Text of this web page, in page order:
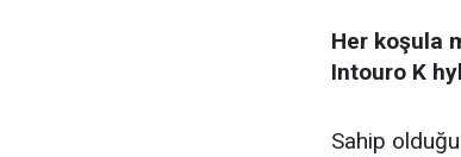
Her koşula
Intouro K
Sahip